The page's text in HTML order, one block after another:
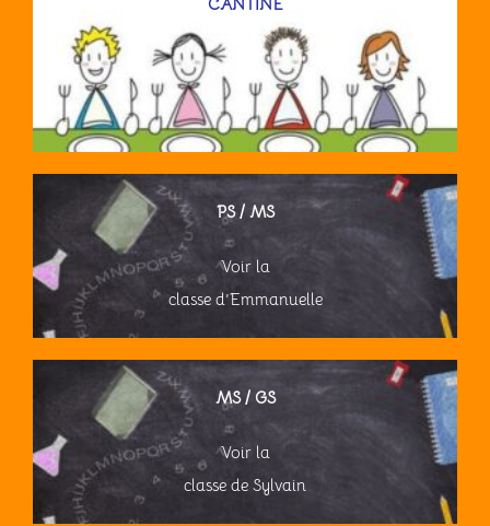
PS / MS
Voir la
classe d’Emmanuelle
MS / GS
Voir la
classe de Sylvain